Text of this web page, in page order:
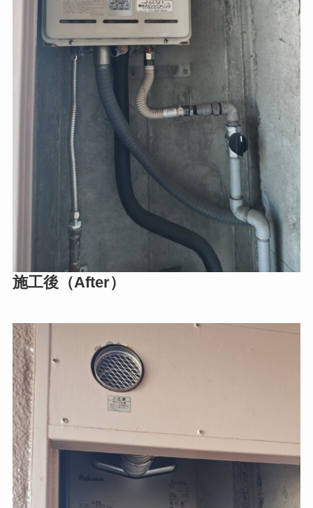
施工後（After）